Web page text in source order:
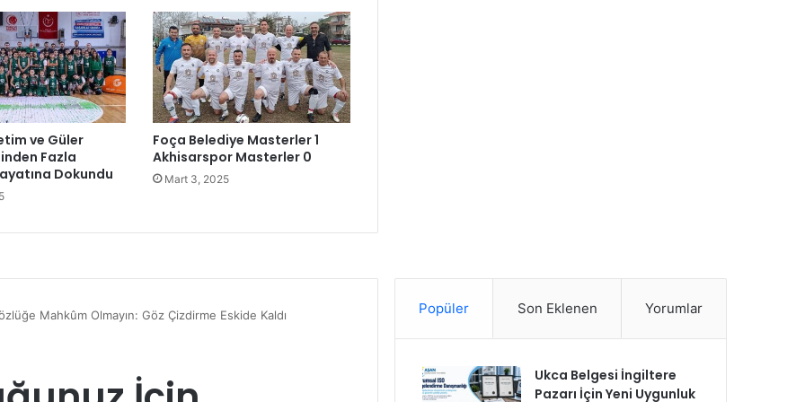
ü
n
ü
k
u
t
l
a
n
d
ve Güler
Fazla
Dokundu
Foça Belediye Masterler 1
Akhisarspor Masterler 0
Mart 3, 2025